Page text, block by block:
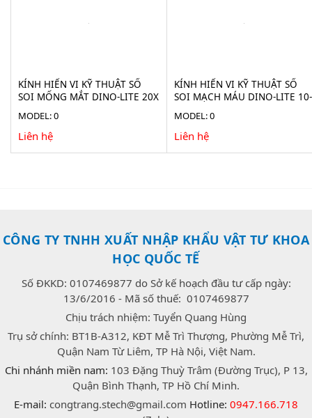
KÍNH HIỂN VI KỸ THUẬT SỐ
SOI MỐNG MẮT DINO-LITE 20X
MODEL: 0
Liên hệ
KÍNH HIỂN VI KỸ THUẬT SỐ
SOI MẠCH MÁU DINO-LITE 10-
MODEL: 0
Liên hệ
CÔNG TY TNHH XUẤT NHẬP KHẨU VẬT TƯ KHOA
HỌC QUỐC TẾ
Số ĐKKD: 0107469877 do Sở kế hoạch đầu tư cấp ngày:
13/6/2016 - Mã số thuế: 0107469877
Chịu trách nhiệm: Tuyển Quang Hùng
Trụ sở chính: BT1B-A312, KĐT Mễ Trì Thượng, Phường Mễ Trì,
Quận Nam Từ Liêm, TP Hà Nội, Việt Nam.
Chi nhánh miền nam: 103 Đặng Thuỳ Trâm (Đường Trục), P 13,
Quận Bình Thạnh, TP Hồ Chí Minh.
E-mail: congtrang.stech@gmail.com Hotline: 0947.166.718